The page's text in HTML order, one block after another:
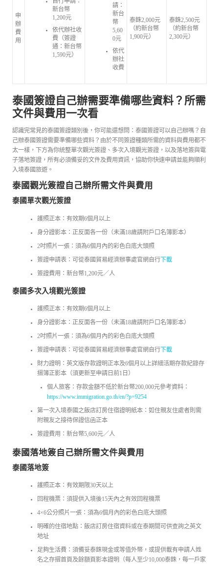
申
辦
費
用
新台幣
1,200元
依代辦社收
費（簽證
通：新台幣
1,590元）
請：
新台
幣
5,60
0元
依代
辦社
收費
泰銖2,000元
（約新台幣
1,900元）
泰銖2,500元
（約新台幣
2,300元）
泰國簽證自己辦需要準備哪些資料？所需
文件與費用一次看
認識完常見的泰國簽證類別後，你可能還想問：泰國簽證可以自己辦嗎？自
己辦泰國簽證需要準備哪些資料？由於不同簽證種類所需的資料與費用都不
太一樣，下方為你統整單次觀光簽證、多次入境觀光簽證，以及落地簽與電
子落地簽證，所有必須備妥的文件及費用資訊，協助你快速申請並能夠順利
入境泰國旅遊。
泰國觀光簽證自己辦所需文件與費用
泰國單次觀光簽證
護照正本：有效期6個月以上
身分證影本：正反面各一份（未滿18歲請附戶口名簿影本）
2吋照片一張：須為6個月內的彩色白底大頭照
簽證申請表：可從泰國貿易經濟辦事處官網自行下載
簽證費用：新台幣1,200元／人
泰國多次入境觀光簽證
護照正本：有效期6個月以上
身分證影本：正反面各一份（未滿18歲請附戶口名簿影本）
2吋照片一張：須為6個月內的彩色白底大頭照
簽證申請表：可從泰國貿易經濟辦事處官網自行下載
財力證明：英文版存款證明正本及6個月以上詳細活期存款紀錄存
摺簿正影本（須更新至申請日前1日）
個人旅客：存款金額不低於新台幣200,000元參考資料：
https://www.immigration.go.th/en/?p=9254
第一次入境泰國之飯店訂房住宿證明紙本：如住親友住處者則需
附親友之接待保證信函正本
簽證費用：新台幣5,600元／人
泰國落地簽自己辦所需文件與費用
泰國落地簽
護照正本：有效期限30天以上
回程機票：須提供入境後15天內之有效回程機票
4×6公分照片一張：須為6個月內的彩色白底大頭照
明確的住宿地點：飯店訂房住宿資料或在泰期間可供查詢之英文
地址
足夠生活費：須備妥泰銖現金或等值外幣，或提供載有申請人姓
名之存摺首頁及餘額頁影本證明（每人至少10,000泰銖，每一戶家